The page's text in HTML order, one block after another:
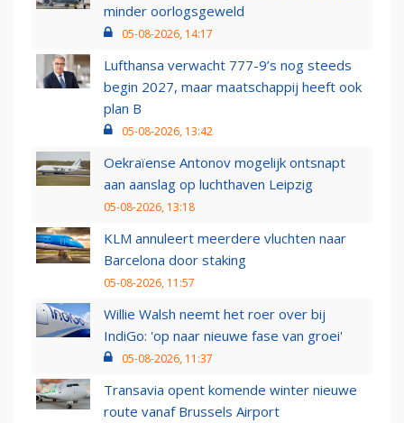
minder oorlogsgeweld
05-08-2026, 14:17
Lufthansa verwacht 777-9’s nog steeds
begin 2027, maar maatschappij heeft ook
plan B
05-08-2026, 13:42
Oekraïense Antonov mogelijk ontsnapt
aan aanslag op luchthaven Leipzig
05-08-2026, 13:18
KLM annuleert meerdere vluchten naar
Barcelona door staking
05-08-2026, 11:57
Willie Walsh neemt het roer over bij
IndiGo: 'op naar nieuwe fase van groei'
05-08-2026, 11:37
Transavia opent komende winter nieuwe
route vanaf Brussels Airport